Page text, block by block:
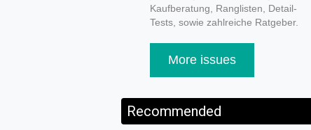
Kaufberatung, Ranglisten, Detail-
Tests, sowie zahlreiche Ratgeber.
More issues
Recommended